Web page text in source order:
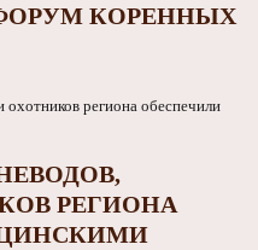
КОРЕННЫХ
РЕГИОНА